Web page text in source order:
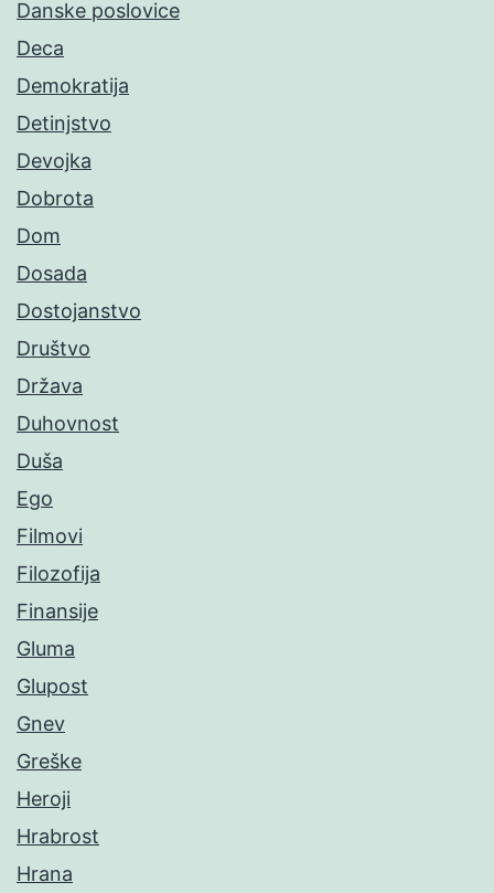
Danske poslovice
Deca
Demokratija
Detinjstvo
Devojka
Dobrota
Dom
Dosada
Dostojanstvo
Društvo
Država
Duhovnost
Duša
Ego
Filmovi
Filozofija
Finansije
Gluma
Glupost
Gnev
Greške
Heroji
Hrabrost
Hrana